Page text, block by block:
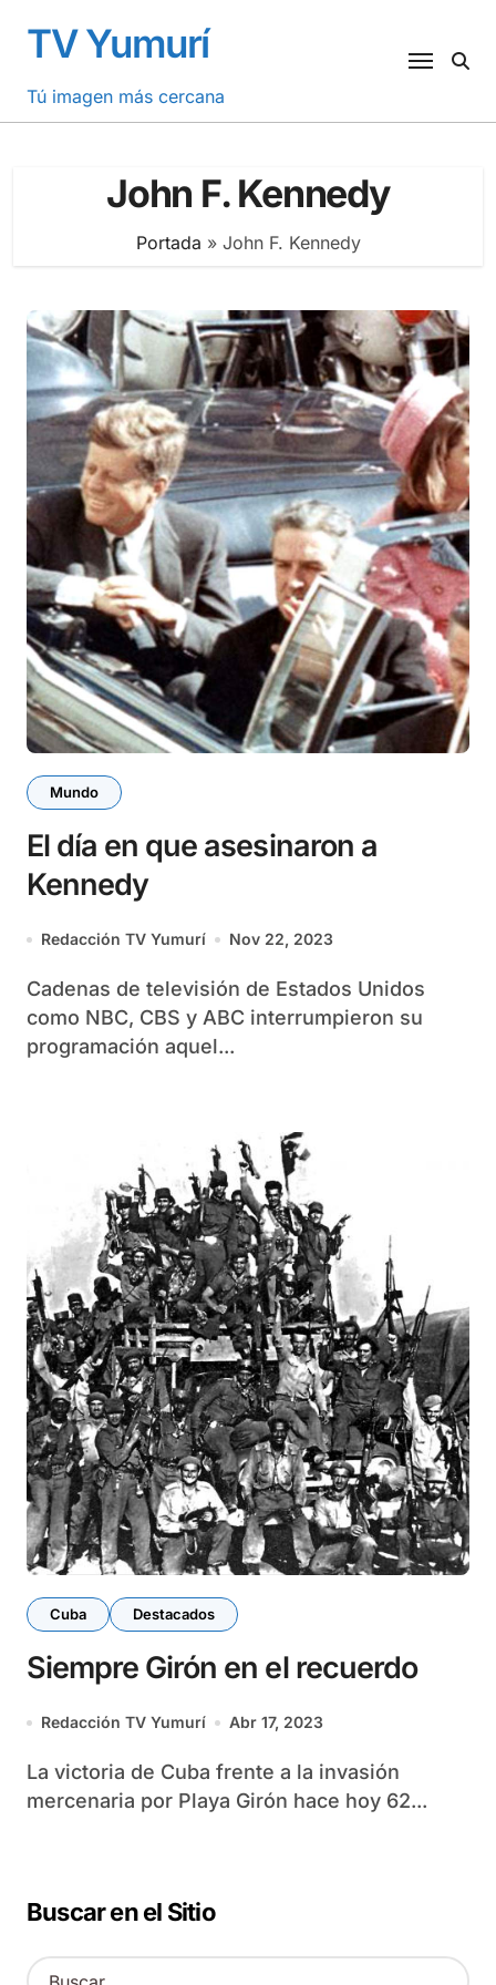
contenido
TV Yumurí
Tú imagen más cercana
John F. Kennedy
Portada » John F. Kennedy
Mundo
El día en que asesinaron a
Kennedy
Redacción TV Yumurí Nov 22, 2023
Cadenas de televisión de Estados Unidos
como NBC, CBS y ABC interrumpieron su
programación aquel...
Cuba Destacados
Siempre Girón en el recuerdo
Redacción TV Yumurí Abr 17, 2023
La victoria de Cuba frente a la invasión
mercenaria por Playa Girón hace hoy 62...
Buscar en el Sitio
B